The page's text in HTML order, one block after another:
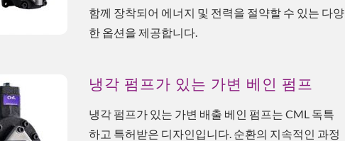
함께 장착되어 에너지 및 전력을 절약할 수 있는 다양
한 옵션을 제공합니다.
냉각 펌프가 있는 가변 베인 펌프
냉각 펌프가 있는 가변 배출 베인 펌프는 CML 독특
하고 특허받은 디자인입니다. 순환의 지속적인 과정